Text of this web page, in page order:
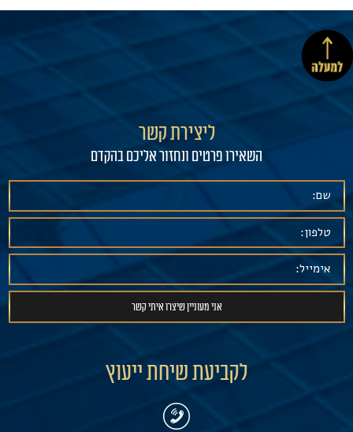
ליצירת קשר
השאירו פרטים ונחזור אליכם בהקדם
לקביעת שיחת ייעוץ